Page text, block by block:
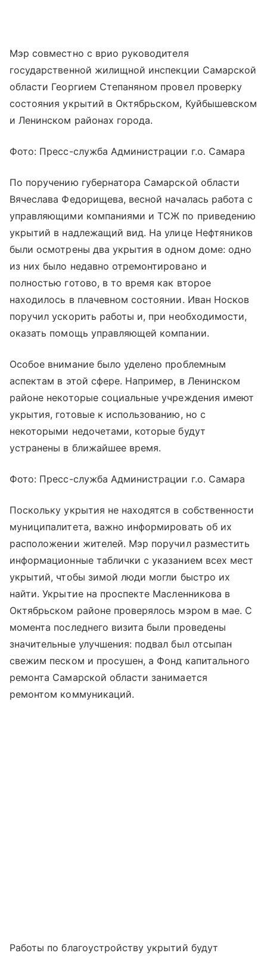
Мэр совместно с врио руководителя
государственной жилищной инспекции Самарской
области Георгием Степаняном провел проверку
состояния укрытий в Октябрьском, Куйбышевском
и Ленинском районах города.
Фото: Пресс-служба Администрации г.о. Самара
По поручению губернатора Самарской области
Вячеслава Федорищева, весной началась работа с
управляющими компаниями и ТСЖ по приведению
укрытий в надлежащий вид. На улице Нефтяников
были осмотрены два укрытия в одном доме: одно
из них было недавно отремонтировано и
полностью готово, в то время как второе
находилось в плачевном состоянии. Иван Носков
поручил ускорить работы и, при необходимости,
оказать помощь управляющей компании.
Особое внимание было уделено проблемным
аспектам в этой сфере. Например, в Ленинском
районе некоторые социальные учреждения имеют
укрытия, готовые к использованию, но с
некоторыми недочетами, которые будут
устранены в ближайшее время.
Фото: Пресс-служба Администрации г.о. Самара
Поскольку укрытия не находятся в собственности
муниципалитета, важно информировать об их
расположении жителей. Мэр поручил разместить
информационные таблички с указанием всех мест
укрытий, чтобы зимой люди могли быстро их
найти. Укрытие на проспекте Масленникова в
Октябрьском районе проверялось мэром в мае. С
момента последнего визита были проведены
значительные улучшения: подвал был отсыпан
свежим песком и просушен, а Фонд капитального
ремонта Самарской области занимается
ремонтом коммуникаций.
Работы по благоустройству укрытий будут